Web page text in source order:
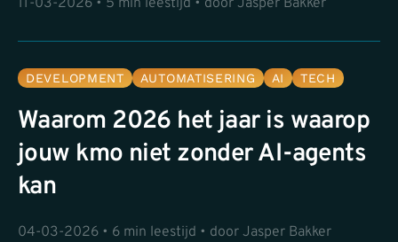
11-03-2026 • 5 min leestijd • door Jasper Bakker
DEVELOPMENT AUTOMATISERING AI TECH
Waarom 2026 het jaar is waarop
jouw kmo niet zonder AI-agents
kan
04-03-2026 • 6 min leestijd • door Jasper Bakker